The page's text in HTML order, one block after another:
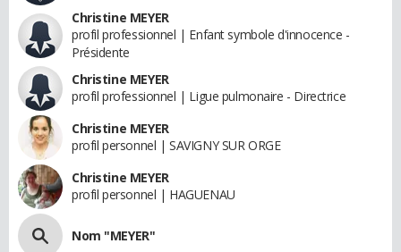
Christine MEYER
profil professionnel | Enfant symbole d'innocence -
Présidente
Christine MEYER
profil professionnel | Ligue pulmonaire - Directrice
Christine MEYER
profil personnel | SAVIGNY SUR ORGE
Christine MEYER
profil personnel | HAGUENAU
Nom "MEYER"